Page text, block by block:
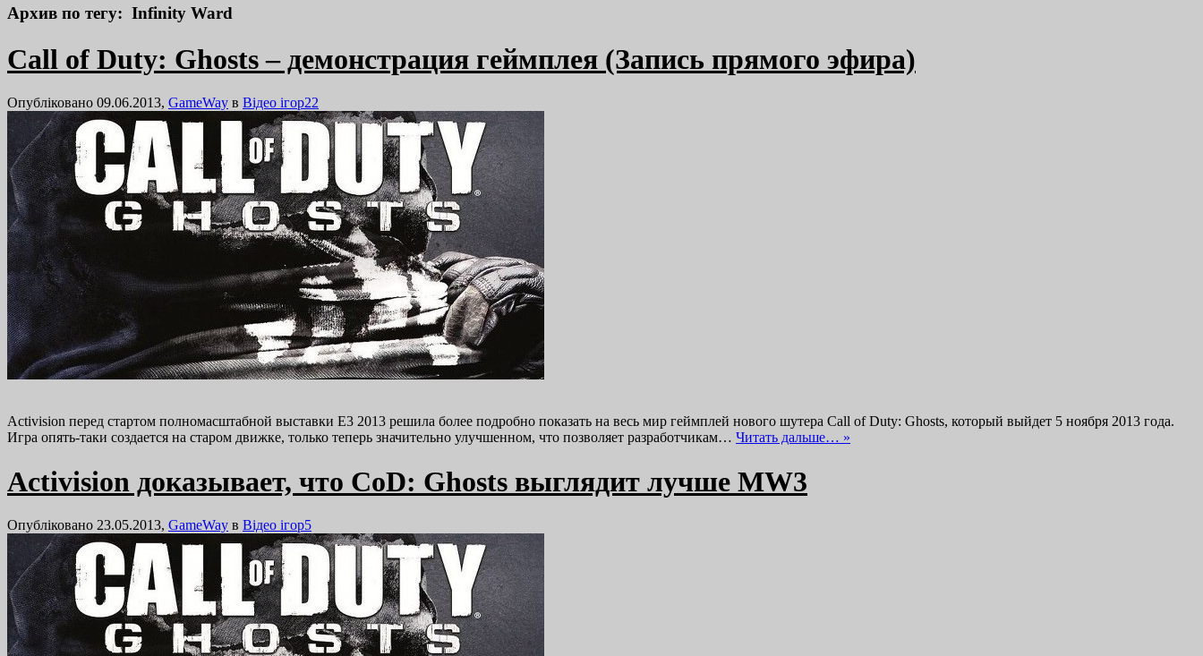
Архив по тегу: Infinity Ward
Call of Duty: Ghosts – демонстрация геймплея (Запись прямого эфира)
Опубліковано 09.06.2013, GameWay в Відео ігор22
Activision перед стартом полномасштабной выставки E3 2013 решила более подробно показать на весь мир геймплей нового шутера Call of Duty: Ghosts, который выйдет 5 ноября 2013 года.
Игра опять-таки создается на старом движке, только теперь значительно улучшенном, что позволяет разработчикам… Читать дальше… »
Activision доказывает, что CoD: Ghosts выглядит лучше MW3
Опубліковано 23.05.2013, GameWay в Відео ігор5